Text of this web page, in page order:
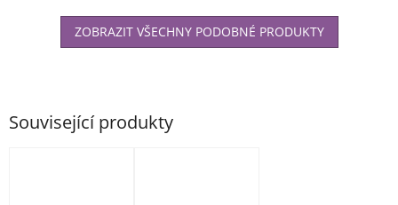
Související produkty
ZOBRAZIT VŠECHNY PODOBNÉ PRODUKTY